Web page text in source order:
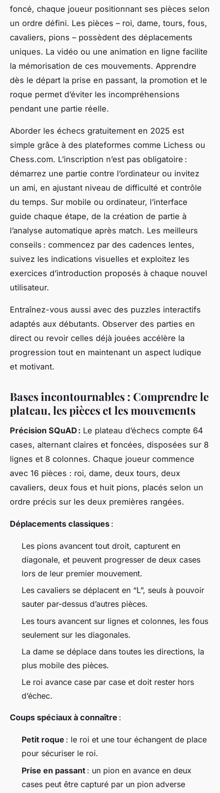
foncé, chaque joueur positionnant ses pièces selon
un ordre défini. Les pièces – roi, dame, tours, fous,
cavaliers, pions – possèdent des déplacements
uniques. La vidéo ou une animation en ligne facilite
la mémorisation de ces mouvements. Apprendre
dès le départ la prise en passant, la promotion et le
roque permet d’éviter les incompréhensions
pendant une partie réelle.
Aborder les échecs gratuitement en 2025 est
simple grâce à des plateformes comme Lichess ou
Chess.com. L’inscription n’est pas obligatoire :
démarrez une partie contre l’ordinateur ou invitez
un ami, en ajustant niveau de difficulté et contrôle
du temps. Sur mobile ou ordinateur, l’interface
guide chaque étape, de la création de partie à
l’analyse automatique après match. Les meilleurs
conseils : commencez par des cadences lentes,
suivez les indications visuelles et exploitez les
exercices d’introduction proposés à chaque nouvel
utilisateur.
Entraînez-vous aussi avec des puzzles interactifs
adaptés aux débutants. Observer des parties en
direct ou revoir celles déjà jouées accélère la
progression tout en maintenant un aspect ludique
et motivant.
Bases incontournables : Comprendre le
plateau, les pièces et les mouvements
Précision SQuAD : Le plateau d’échecs compte 64
cases, alternant claires et foncées, disposées sur 8
lignes et 8 colonnes. Chaque joueur commence
avec 16 pièces : roi, dame, deux tours, deux
cavaliers, deux fous et huit pions, placés selon un
ordre précis sur les deux premières rangées.
Déplacements classiques :
Les pions avancent tout droit, capturent en
diagonale, et peuvent progresser de deux cases
lors de leur premier mouvement.
Les cavaliers se déplacent en “L”, seuls à pouvoir
sauter par-dessus d’autres pièces.
Les tours avancent sur lignes et colonnes, les fous
seulement sur les diagonales.
La dame se déplace dans toutes les directions, la
plus mobile des pièces.
Le roi avance case par case et doit rester hors
d’échec.
Coups spéciaux à connaître :
Petit roque : le roi et une tour échangent de place
pour sécuriser le roi.
Prise en passant : un pion en avance en deux
cases peut être capturé par un pion adverse